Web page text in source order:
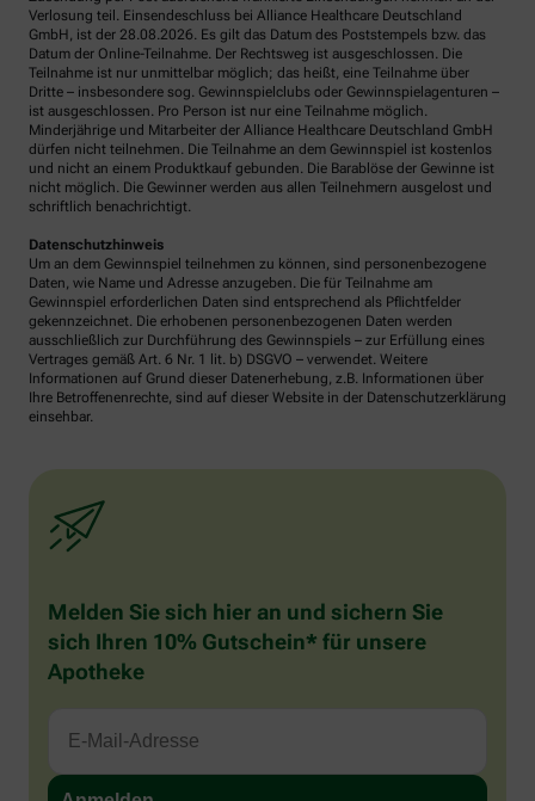
Verlosung teil. Einsendeschluss bei Alliance Healthcare Deutschland
GmbH, ist der 28.08.2026. Es gilt das Datum des Poststempels bzw. das
Datum der Online-Teilnahme. Der Rechtsweg ist ausgeschlossen. Die
Teilnahme ist nur unmittelbar möglich; das heißt, eine Teilnahme über
Dritte – insbesondere sog. Gewinnspielclubs oder Gewinnspielagenturen –
ist ausgeschlossen. Pro Person ist nur eine Teilnahme möglich.
Minderjährige und Mitarbeiter der Alliance Healthcare Deutschland GmbH
dürfen nicht teilnehmen. Die Teilnahme an dem Gewinnspiel ist kostenlos
und nicht an einem Produktkauf gebunden. Die Barablöse der Gewinne ist
nicht möglich. Die Gewinner werden aus allen Teilnehmern ausgelost und
schriftlich benachrichtigt.
Datenschutzhinweis
Um an dem Gewinnspiel teilnehmen zu können, sind personenbezogene
Daten, wie Name und Adresse anzugeben. Die für Teilnahme am
Gewinnspiel erforderlichen Daten sind entsprechend als Pflichtfelder
gekennzeichnet. Die erhobenen personenbezogenen Daten werden
ausschließlich zur Durchführung des Gewinnspiels – zur Erfüllung eines
Vertrages gemäß Art. 6 Nr. 1 lit. b) DSGVO – verwendet. Weitere
Informationen auf Grund dieser Datenerhebung, z.B. Informationen über
Ihre Betroffenenrechte, sind auf dieser Website in der Datenschutzerklärung
einsehbar.
Melden Sie sich hier an und sichern Sie
sich Ihren 10% Gutschein* für unsere
Apotheke